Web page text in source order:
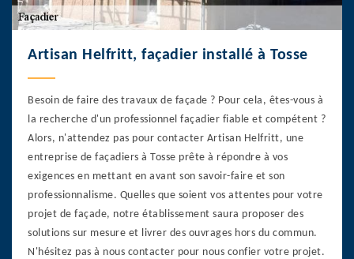
Artisan Helfritt, façadier installé à Tosse
Besoin de faire des travaux de façade ? Pour cela, êtes-vous à
la recherche d'un professionnel façadier fiable et compétent ?
Alors, n'attendez pas pour contacter Artisan Helfritt, une
entreprise de façadiers à Tosse prête à répondre à vos
exigences en mettant en avant son savoir-faire et son
professionnalisme. Quelles que soient vos attentes pour votre
projet de façade, notre établissement saura proposer des
solutions sur mesure et livrer des ouvrages hors du commun.
N'hésitez pas à nous contacter pour nous confier votre projet.